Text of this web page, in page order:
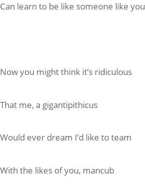
Can learn to be like someone like you
Now you might think it’s ridiculous
That me, a gigantipithicus
Would ever dream I’d like to team
With the likes of you, mancub